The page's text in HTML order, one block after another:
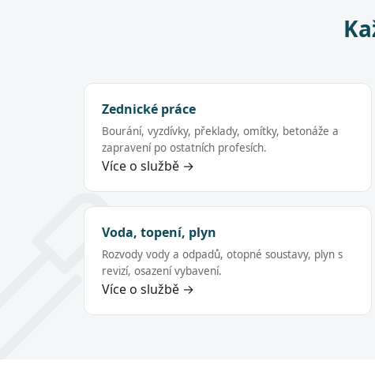
Zednické práce
Bourání, vyzdívky, překlady, omítky, betonáže a
zapravení po ostatních profesích.
Více o službě →
Voda, topení, plyn
Rozvody vody a odpadů, otopné soustavy, plyn s
revizí, osazení vybavení.
Více o službě →